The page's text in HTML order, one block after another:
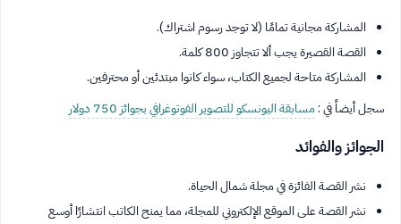
المشاركة مجانية تمامًا (لا توجد رسوم اشتراك).
القصة القصيرة يجب ألا تتجاوز 800 كلمة.
المشاركة متاحة لجميع الكتاب، سواء كانوا مبتدئين أو محترفين.
سجل أيضاً في :مسابقة اليونسكو للتصوير الفوتوغرافي بجوائز 750 دولار
الجوائز والفوائد
نشر القصة الفائزة في مجلة شمال الحياة.
نشر القصة على الموقع الإلكتروني للمجلة، مما يمنح الكاتب انتشارًا أوسع